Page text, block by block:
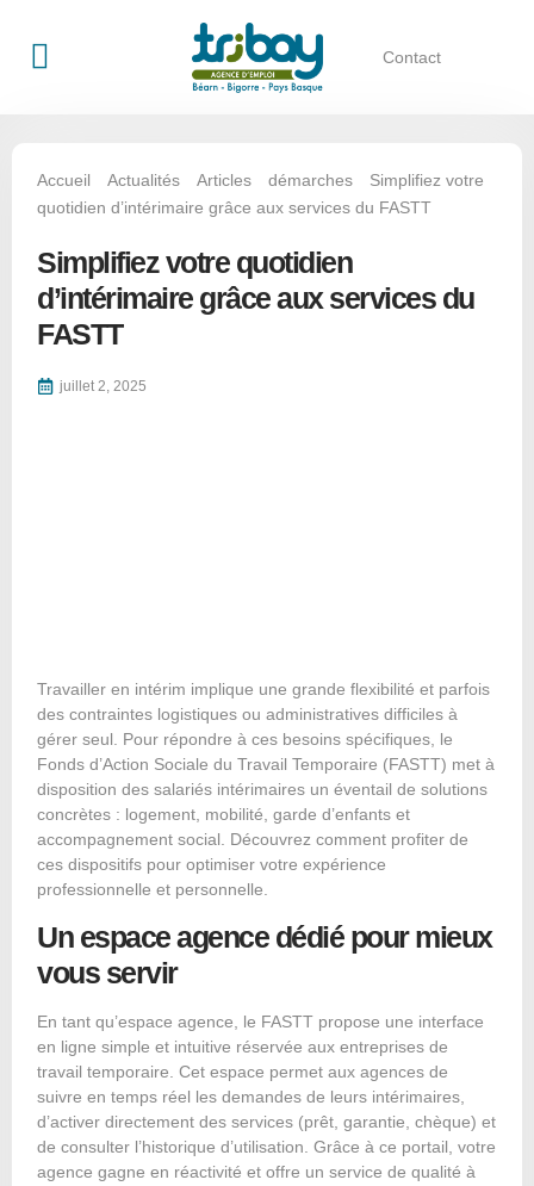
Contact
Accueil Actualités Articles démarches
Simplifiez votre
quotidien d’intérimaire grâce aux services du FASTT
Simplifiez votre quotidien
d’intérimaire grâce aux services du
FASTT
juillet 2, 2025
Travailler en intérim implique une grande flexibilité et parfois
des contraintes logistiques ou administratives difficiles à
gérer seul. Pour répondre à ces besoins spécifiques, le
Fonds d’Action Sociale du Travail Temporaire (FASTT) met à
disposition des salariés intérimaires un éventail de solutions
concrètes : logement, mobilité, garde d’enfants et
accompagnement social. Découvrez comment profiter de
ces dispositifs pour optimiser votre expérience
professionnelle et personnelle.
Un espace agence dédié pour mieux
vous servir
En tant qu’espace agence, le FASTT propose une interface
en ligne simple et intuitive réservée aux entreprises de
travail temporaire. Cet espace permet aux agences de
suivre en temps réel les demandes de leurs intérimaires,
d’activer directement des services (prêt, garantie, chèque) et
de consulter l’historique d’utilisation. Grâce à ce portail, votre
agence gagne en réactivité et offre un service de qualité à